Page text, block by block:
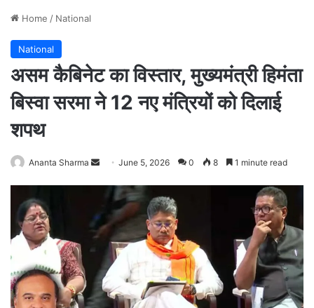
Home / National
National
असम कैबिनेट का विस्तार, मुख्यमंत्री हिमंता
बिस्वा सरमा ने 12 नए मंत्रियों को दिलाई
शपथ
Ananta Sharma
d
a
e
m
a
June 5, 2026 0 8 1 minute read